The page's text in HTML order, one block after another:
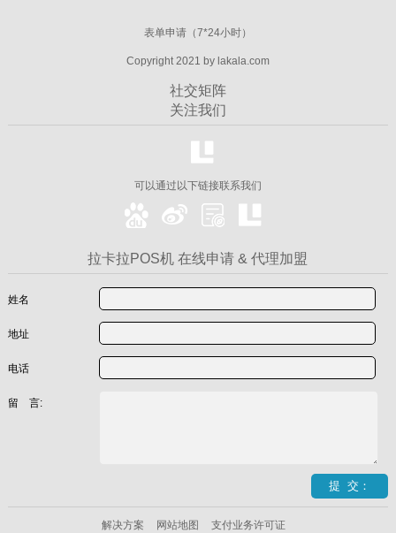
表单申请（7*24小时）
Copyright 2021 by lakala.com
社交矩阵
关注我们
可以通过以下链接联系我们
拉卡拉POS机 在线申请 & 代理加盟
姓名
地址
电话
留 言:
解决方案 网站地图 支付业务许可证